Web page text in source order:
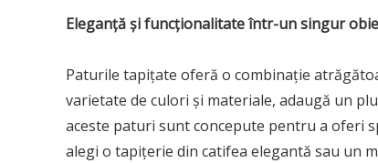
Eleganță și funcționalitate într-un singur
Paturile tapițate oferă o combinație
varietate de culori și materiale, adaugă un
aceste paturi sunt concepute pentru a oferi
alegi o tapițerie din catifea elegantă sau un